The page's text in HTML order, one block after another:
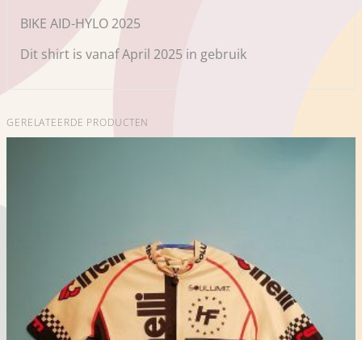
BIKE AID-HYLO 2025
Dit shirt is vanaf April 2025 in gebruik
GERELATEERDE PRODUCTEN